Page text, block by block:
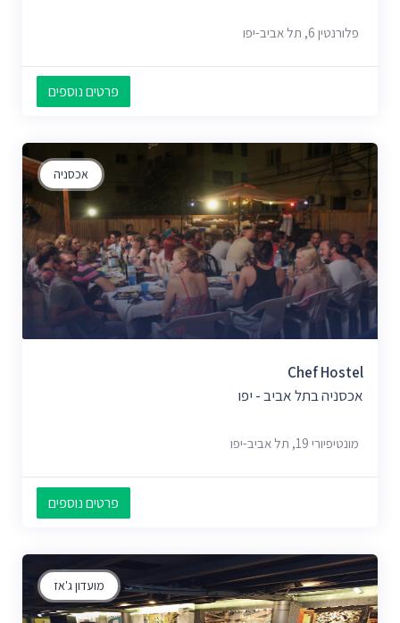
פלורנטין 6, תל אביב-יפו
פרטים נוספים
אכסניה
Chef Hostel
אכסניה בתל אביב - יפו
מונטיפיורי 19, תל אביב-יפו
פרטים נוספים
מועדון ג'אז